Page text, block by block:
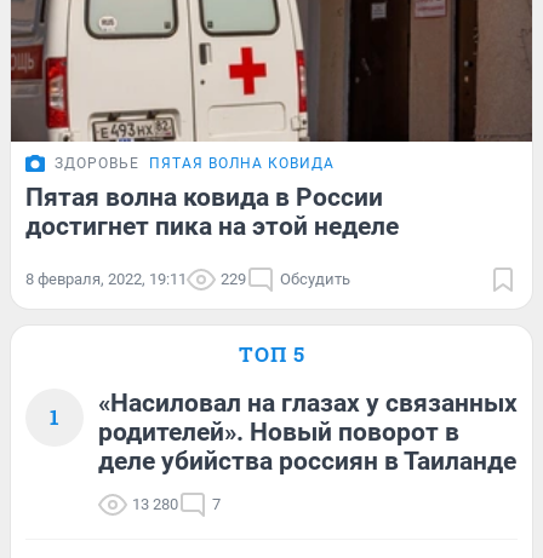
ЗДОРОВЬЕ ПЯТАЯ ВОЛНА КОВИДА
Пятая волна ковида в России
достигнет пика на этой неделе
8 февраля, 2022, 19:11 229 Обсудить
ТОП 5
1
«Насиловал на глазах у связанных
родителей». Новый поворот в
деле убийства россиян в Таиланде
13 280 7